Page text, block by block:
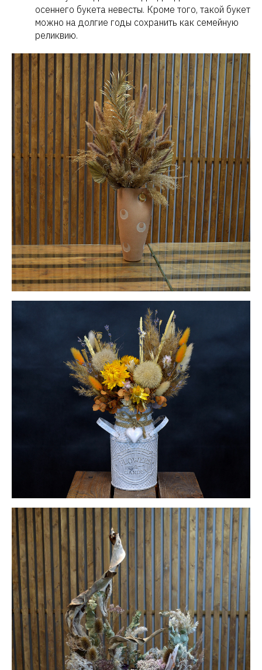
осеннего букета невесты. Кроме того, такой букет
можно на долгие годы сохранить как семейную
реликвию.